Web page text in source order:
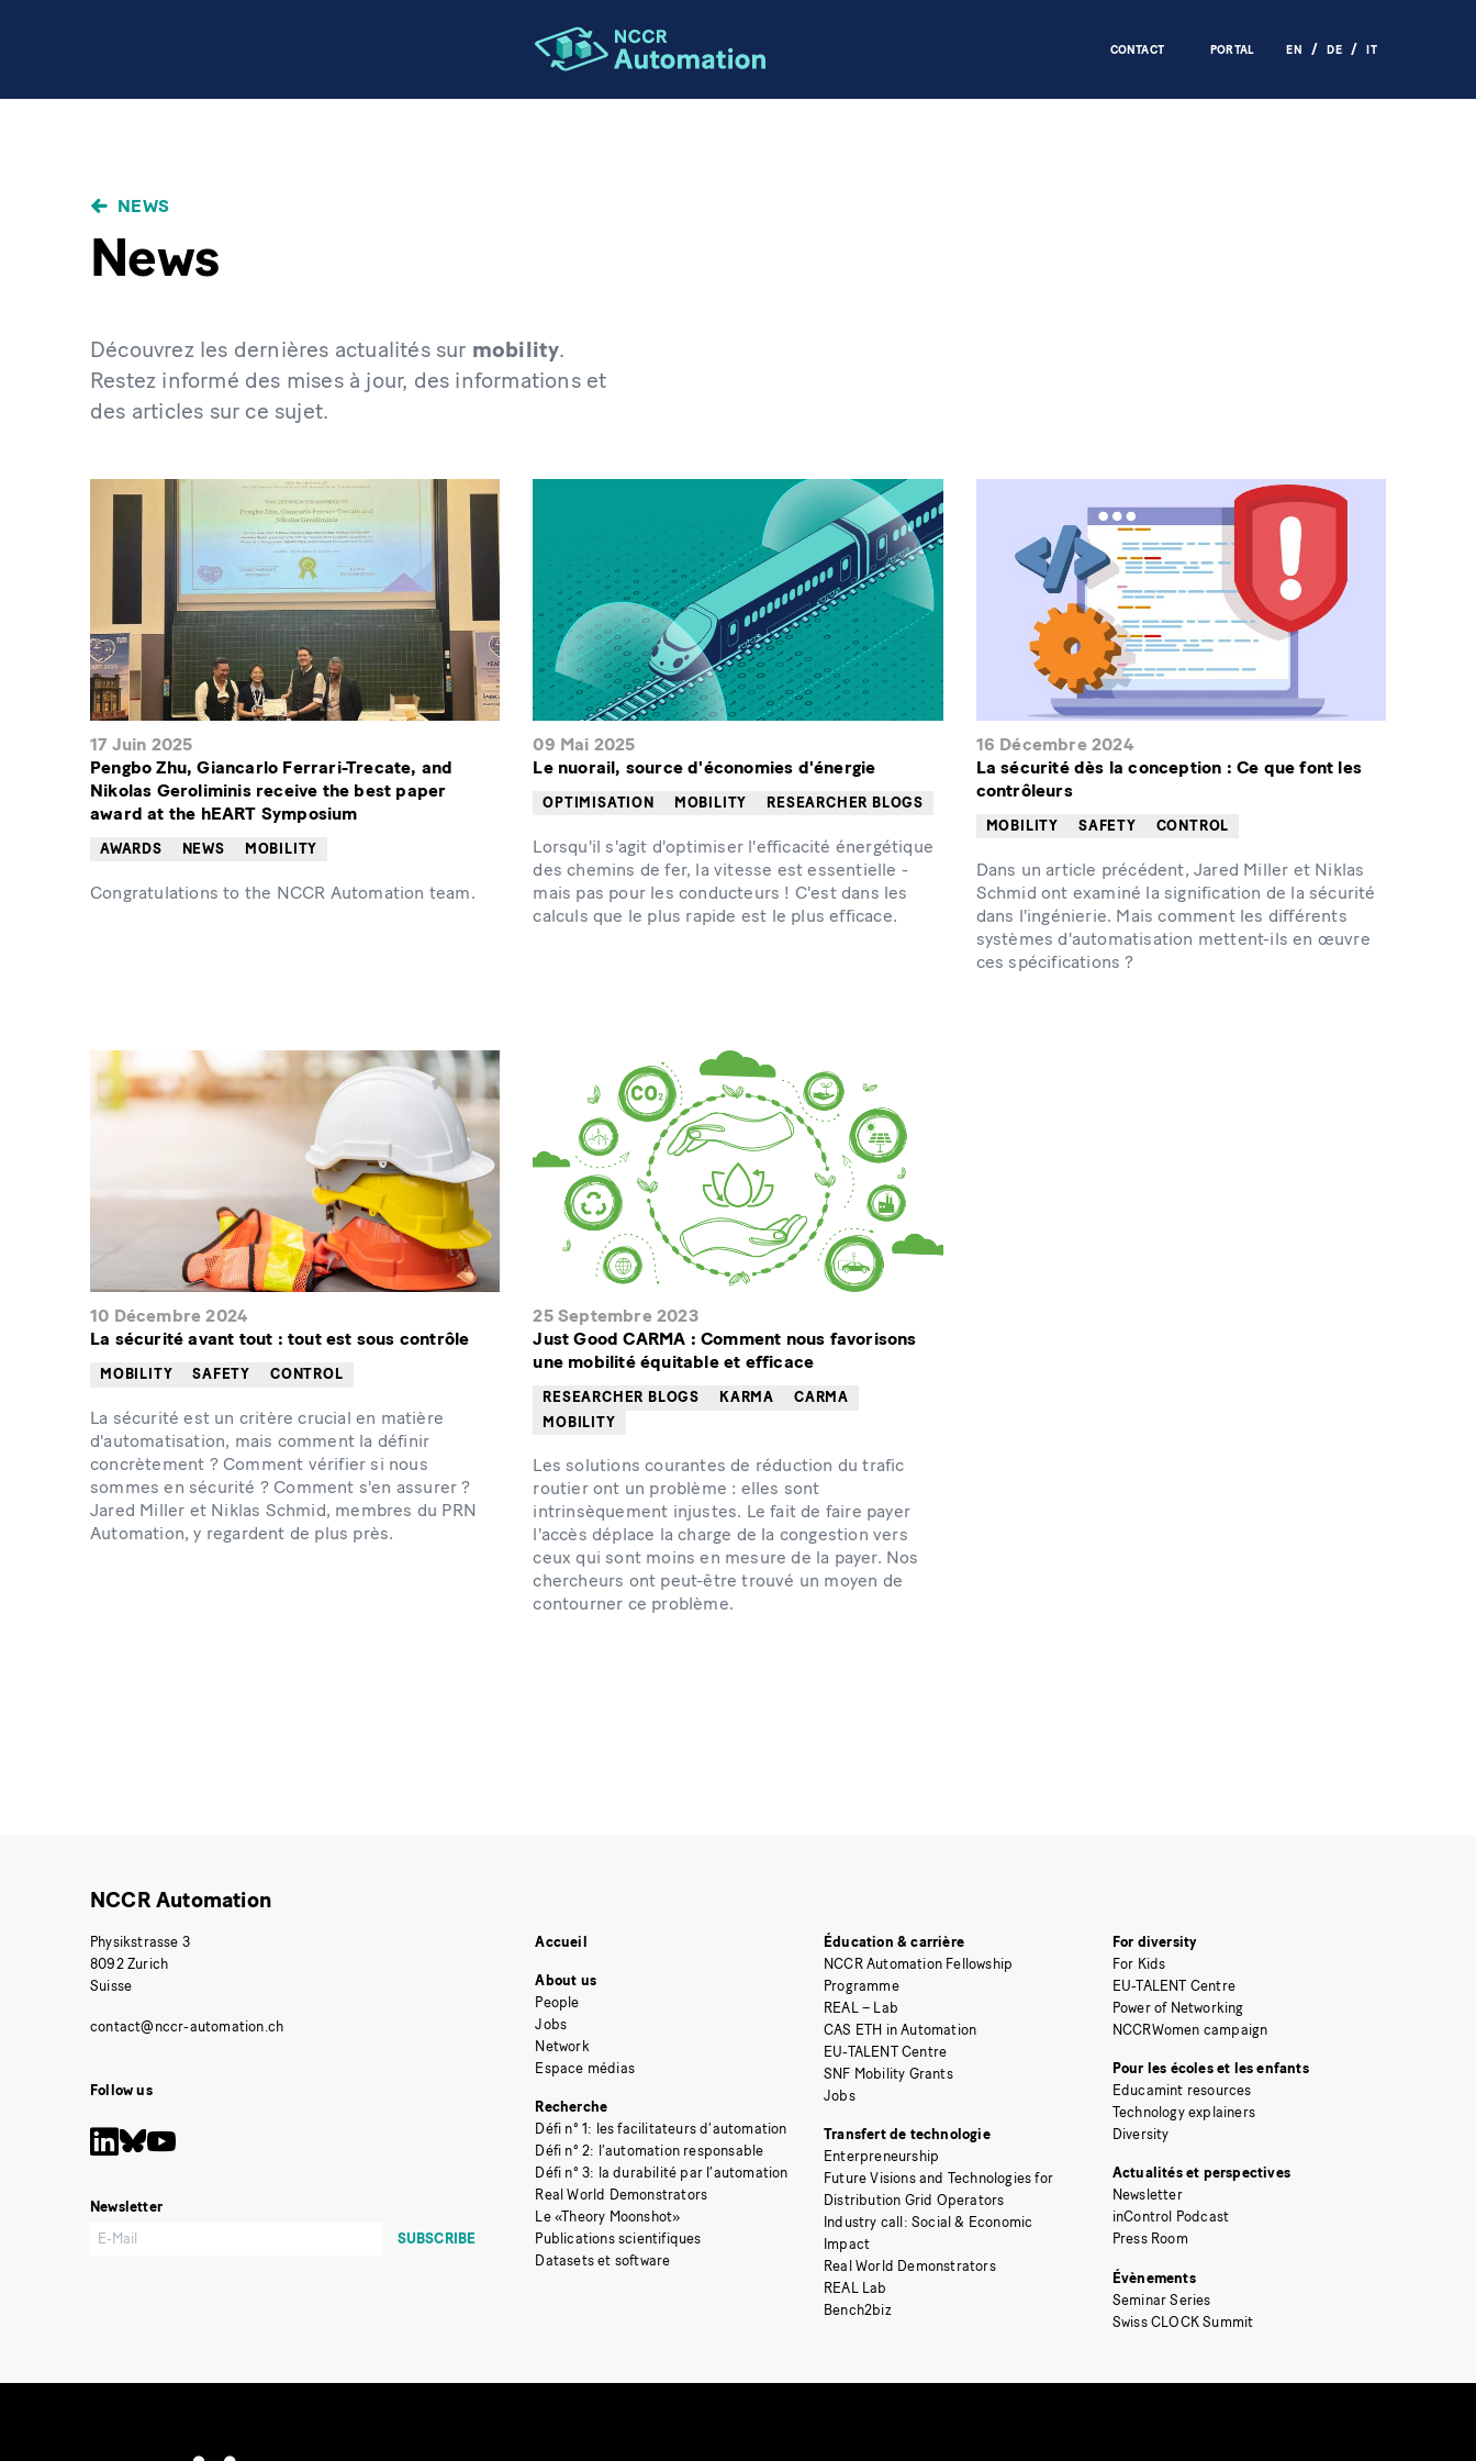
CONTACT PORTAL EN DE IT
NEWS
News
Découvrez les dernières actualités sur mobility.
Restez informé des mises à jour, des informations et
des articles sur ce sujet.
17 Juin 2025
Pengbo Zhu, Giancarlo Ferrari-Trecate, and
Nikolas Geroliminis receive the best paper
award at the hEART Symposium
AWARDS NEWS MOBILITY
Congratulations to the NCCR Automation team.
09 Mai 2025
Le nuorail, source d'économies d'énergie
OPTIMISATION MOBILITY RESEARCHER BLOGS
Lorsqu'il s'agit d'optimiser l'efficacité énergétique
des chemins de fer, la vitesse est essentielle -
mais pas pour les conducteurs ! C'est dans les
calculs que le plus rapide est le plus efficace.
16 Décembre 2024
La sécurité dès la conception : Ce que font les
contrôleurs
MOBILITY SAFETY CONTROL
Dans un article précédent, Jared Miller et Niklas
Schmid ont examiné la signification de la sécurité
dans l'ingénierie. Mais comment les différents
systèmes d'automatisation mettent-ils en œuvre
ces spécifications ?
10 Décembre 2024
La sécurité avant tout : tout est sous contrôle
MOBILITY SAFETY CONTROL
La sécurité est un critère crucial en matière
d'automatisation, mais comment la définir
concrètement ? Comment vérifier si nous
sommes en sécurité ? Comment s'en assurer ?
Jared Miller et Niklas Schmid, membres du PRN
Automation, y regardent de plus près.
25 Septembre 2023
Just Good CARMA : Comment nous favorisons
une mobilité équitable et efficace
RESEARCHER BLOGS KARMA
CARMA
MOBILITY
Les solutions courantes de réduction du trafic
routier ont un problème : elles sont
intrinsèquement injustes. Le fait de faire payer
l'accès déplace la charge de la congestion vers
ceux qui sont moins en mesure de la payer. Nos
chercheurs ont peut-être trouvé un moyen de
contourner ce problème.
NCCR Automation
Physikstrasse 3
8092 Zurich
Suisse
Follow us
Newsletter
Accueil
About us
People
Jobs
Network
Espace médias
Recherche
Défi n° 1: les facilitateurs d’automation
Défi n° 2: l’automation responsable
Défi n° 3: la durabilité par l’automation
Real World Demonstrators
Le «Theory Moonshot»
Publications scientifiques
Datasets et software
Éducation & carrière
NCCR Automation Fellowship
Programme
REAL – Lab
CAS ETH in Automation
EU-TALENT Centre
SNF Mobility Grants
Jobs
Transfert de technologie
Enterpreneurship
Future Visions and Technologies for
Distribution Grid Operators
Industry call: Social & Economic
Impact
Real World Demonstrators
REAL Lab
Bench2biz
For diversity
For Kids
EU-TALENT Centre
Power of Networking
NCCRWomen campaign
Pour les écoles et les enfants
Educamint resources
Technology explainers
Diversity
Actualités et perspectives
Newsletter
inControl Podcast
Press Room
Évènements
Seminar Series
Swiss CLOCK Summit